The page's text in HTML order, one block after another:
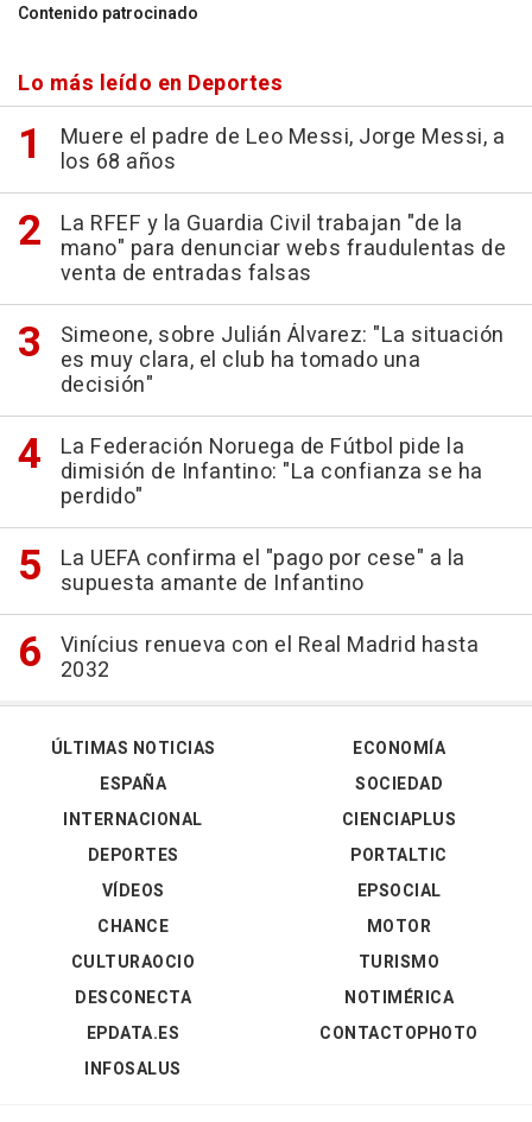
Contenido patrocinado
Lo más leído en Deportes
Muere el padre de Leo Messi, Jorge Messi, a
los 68 años
La RFEF y la Guardia Civil trabajan "de la
mano" para denunciar webs fraudulentas de
venta de entradas falsas
Simeone, sobre Julián Álvarez: "La situación
es muy clara, el club ha tomado una
decisión"
La Federación Noruega de Fútbol pide la
dimisión de Infantino: "La confianza se ha
perdido"
La UEFA confirma el "pago por cese" a la
supuesta amante de Infantino
Vinícius renueva con el Real Madrid hasta
2032
ÚLTIMAS NOTICIAS
ESPAÑA
INTERNACIONAL
DEPORTES
VÍDEOS
ECONOMÍA
SOCIEDAD
CIENCIAPLUS
PORTALTIC
EPSOCIAL
CHANCE
CULTURAOCIO
DESCONECTA
EPDATA.ES
INFOSALUS
MOTOR
TURISMO
NOTIMÉRICA
CONTACTOPHOTO